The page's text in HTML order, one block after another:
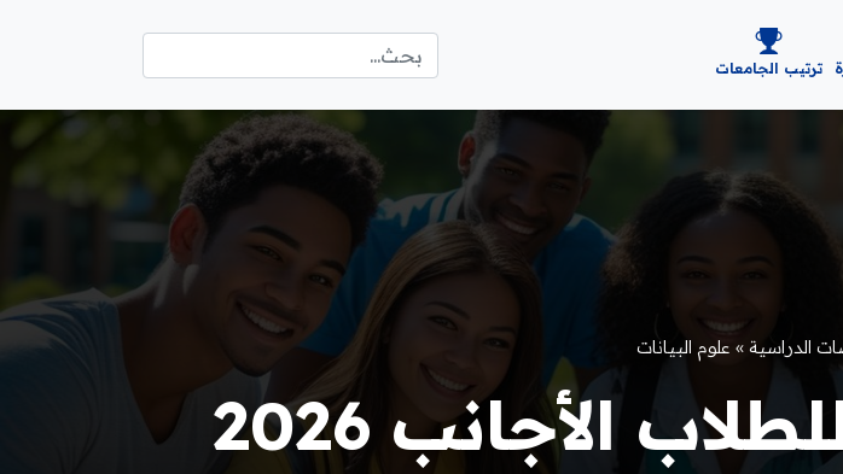
ترتيب الجامعات
الدراسية » علوم البيانات
الأجانب 2026